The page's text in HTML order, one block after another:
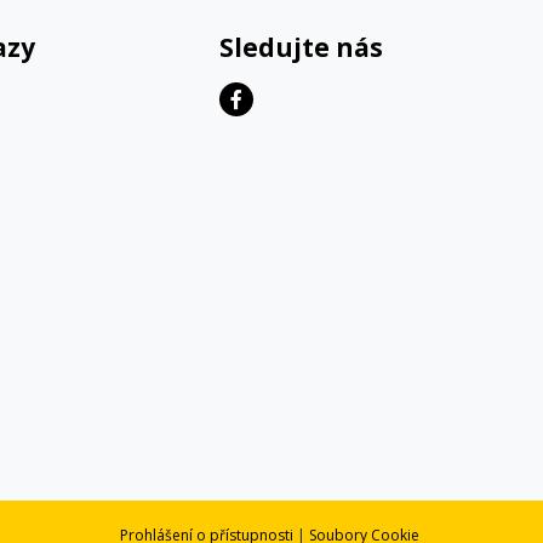
Sledujte nás
Prohlášení o přístupnosti | Soubory Cookie